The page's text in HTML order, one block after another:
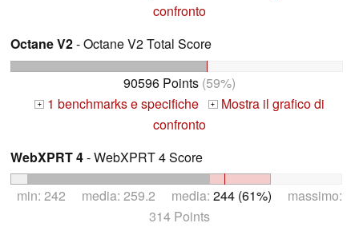
confronto
Octane V2- Octane V2 Total Score
90596 Points (59%)
+ 1 benchmarks e specifiche + Mostra il grafico di
confronto
WebXPRT 4- WebXPRT 4 Score
min: 242 media: 259.2 media: 244 (61%) massimo:
314 Points